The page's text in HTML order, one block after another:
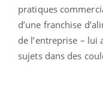
pratiques
d’une franchise
de l’entreprise – lui
sujets dans des